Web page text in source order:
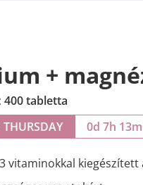
+
400 tabletta
THURSDAY
0d 7h
vitaminokkal